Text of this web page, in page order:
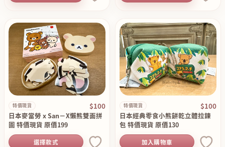
特價現貨 $100
日本麥當勞 x San－X懶熊雙面拼
圖 特價現貨 原價199
選擇款式
特價現貨 $100
日本經典零食小熊餅乾立體拉鍊
包 特價現貨 原價130
加入購物車